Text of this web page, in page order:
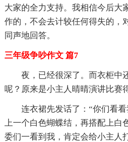
大家的全力支持。我相信今后大
作的，不会去计较任何得失的，
同声地回答。
三年级争吵作文 篇7
夜，已经很深了。而衣柜中
呢？原来是小主人晴晴演讲比赛
连衣裙先发话了：“你们看
上一个白色蝴蝶结，再搭配上
委们一看到我，肯定会给小主人